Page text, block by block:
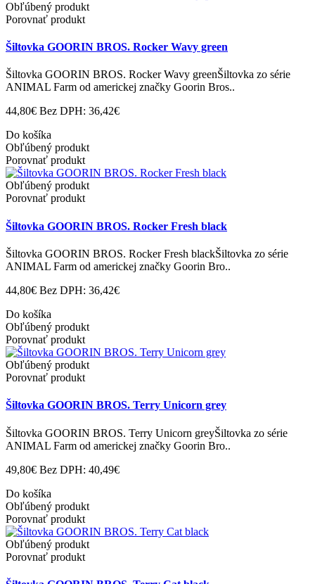
Obľúbený produkt
Porovnať produkt
Šiltovka GOORIN BROS. Rocker Wavy green
Šiltovka GOORIN BROS. Rocker Wavy greenŠiltovka zo série
ANIMAL Farm od americkej značky Goorin Bros..
44,80€ Bez DPH: 36,42€
Do košíka
Obľúbený produkt
Porovnať produkt
Obľúbený produkt
Porovnať produkt
Šiltovka GOORIN BROS. Rocker Fresh black
Šiltovka GOORIN BROS. Rocker Fresh blackŠiltovka zo série
ANIMAL Farm od americkej značky Goorin Bro..
44,80€ Bez DPH: 36,42€
Do košíka
Obľúbený produkt
Porovnať produkt
Obľúbený produkt
Porovnať produkt
Šiltovka GOORIN BROS. Terry Unicorn grey
Šiltovka GOORIN BROS. Terry Unicorn greyŠiltovka zo série
ANIMAL Farm od americkej značky Goorin Bro..
49,80€ Bez DPH: 40,49€
Do košíka
Obľúbený produkt
Porovnať produkt
Obľúbený produkt
Porovnať produkt